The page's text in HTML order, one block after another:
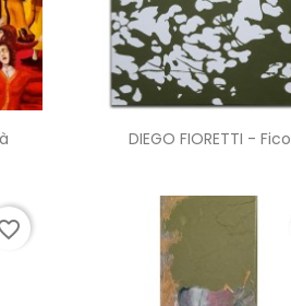
Anteprima
DIEGO FIORETTI - Fico